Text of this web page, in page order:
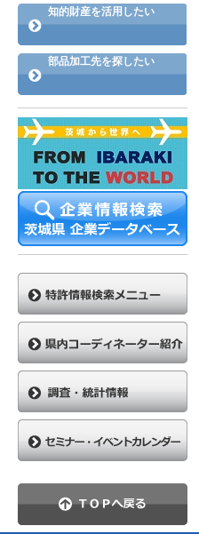
知的財産を活用したい
部品加工先を探したい